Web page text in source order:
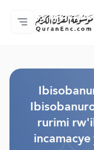
Ahabanza.
Ishakiro
Audio
Serivisi
Ibijyanye
Twandikire.
Ururimi.
rurimi